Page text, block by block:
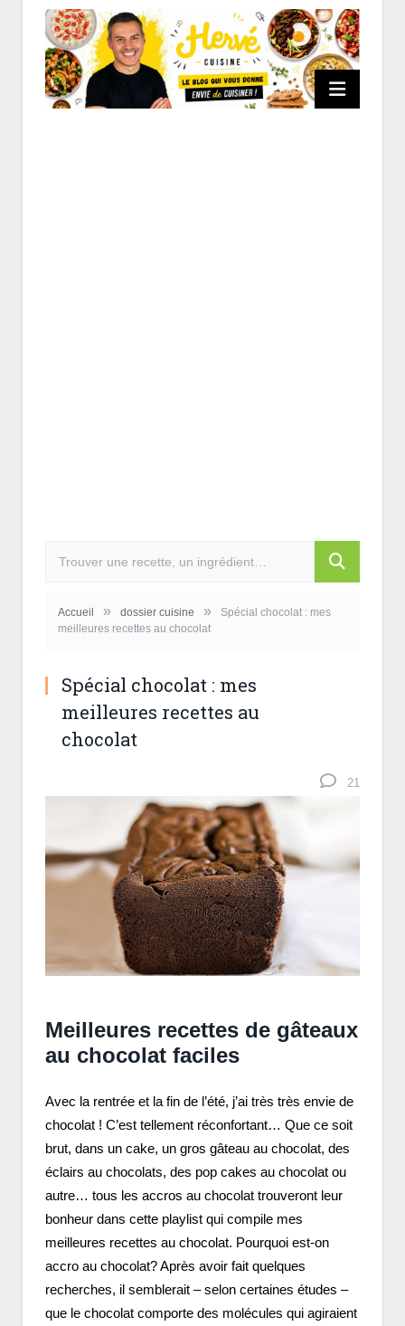
Accueil » dossier cuisine »
Spécial chocolat : mes
meilleures recettes au chocolat
Spécial chocolat : mes
meilleures recettes au
chocolat
21
Meilleures recettes de gâteaux
au chocolat faciles
Avec la rentrée et la fin de l’été, j’ai très très envie de
chocolat ! C’est tellement réconfortant… Que ce soit
brut, dans un cake, un gros gâteau au chocolat, des
éclairs au chocolats, des pop cakes au chocolat ou
autre… tous les accros au chocolat trouveront leur
bonheur dans cette playlist qui compile mes
meilleures recettes au chocolat. Pourquoi est-on
accro au chocolat? Après avoir fait quelques
recherches, il semblerait – selon certaines études –
que le chocolat comporte des molécules qui agiraient